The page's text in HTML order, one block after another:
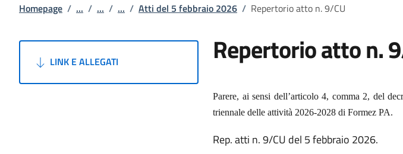
Homepage / ... / ... / ... / Atti del 5 febbraio 2026 / Repertorio atto n. 9/CU
LINK E ALLEGATI Repertorio atto n.
Parere, ai sensi dell’articolo 4, comma 2, del
triennale delle attività 2026-2028 di Formez PA.
Rep. atti n. 9/CU del 5 febbraio 2026.